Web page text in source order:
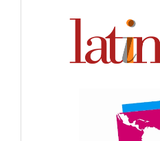
Indexación